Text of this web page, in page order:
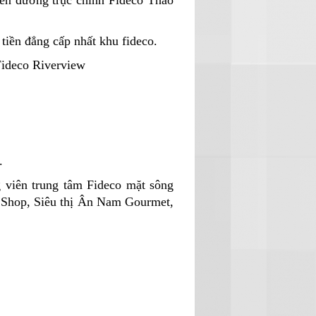
đẳng cấp nhất khu fideco.
Riverview
trung tâm Fideco mặt sông
Siêu thị Ân Nam Gourmet,